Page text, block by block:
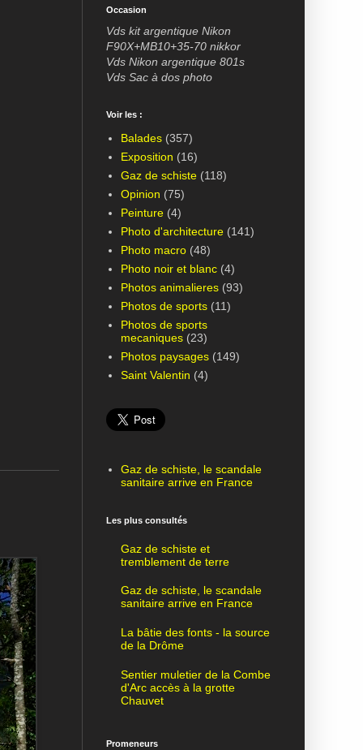
Occasion
Vds kit argentique Nikon
F90X+MB10+35-70 nikkor
Vds Nikon argentique 801s
Vds Sac à dos photo
Voir les :
Balades (357)
Exposition (16)
Gaz de schiste (118)
Opinion (75)
Peinture (4)
Photo d'architecture (141)
Photo macro (48)
Photo noir et blanc (4)
Photos animalieres (93)
Photos de sports (11)
Photos de sports
mecaniques (23)
Photos paysages (149)
Saint Valentin (4)
Gaz de schiste, le scandale
sanitaire arrive en France
Les plus consultés
Gaz de schiste et
tremblement de terre
Gaz de schiste, le scandale
sanitaire arrive en France
La bâtie des fonts - la source
de la Drôme
Sentier muletier de la Combe
d'Arc accès à la grotte
Chauvet
Promeneurs